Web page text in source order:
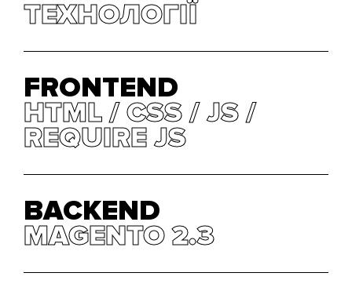
ТЕХНОЛОГІЇ
FRONTEND
HTML / CSS / JS /
REQUIRE JS
HTML / CSS / JS /
REQUIRE JS
BACKEND
MAGENTO 2.3
MAGENTO 2.3